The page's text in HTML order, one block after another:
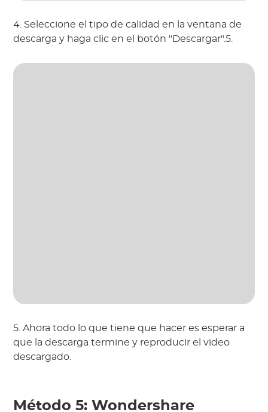
4. Seleccione el tipo de calidad en la ventana de
descarga y haga clic en el botón "Descargar".5.
5. Ahora todo lo que tiene que hacer es esperar a
que la descarga termine y reproducir el video
descargado.
Método 5: Wondershare